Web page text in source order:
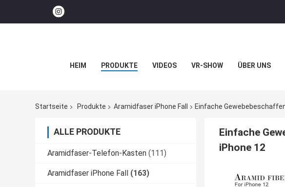
HEIM PRODUKTE VIDEOS VR-SHOW ÜBER UNS
Startseite Produkte Aramidfaser iPhone Fall Einfache
ALLE PRODUKTE
Aramidfaser-Telefon-Kasten (111)
Aramidfaser iPhone Fall (163)
Einfache
iPhone 12